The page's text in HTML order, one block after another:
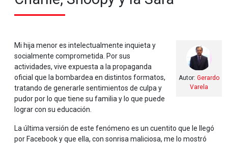
Autor: Gerardo
Varela
Mi hija menor es intelectualmente inquieta y
socialmente comprometida. Por sus
actividades, vive expuesta a la propaganda
oficial que la bombardea en distintos formatos,
tratando de generarle sentimientos de culpa y
pudor por lo que tiene su familia y lo que puede
lograr con su educación.
La última versión de este fenómeno es un cuentito que le llegó
por Facebook y que ella, con sonrisa maliciosa, me lo mostró